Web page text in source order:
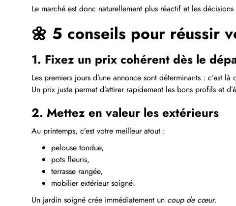
Le marché est donc naturellement plus réactif et les
🌼 5 conseils pour réussir
1. Fixez un prix cohérent dès le
Les premiers jours d’une annonce sont déterminants : c’est
Un prix juste permet d’attirer rapidement les bons profils et
2. Mettez en valeur les extérieurs
Au printemps, c’est votre meilleur atout :
pelouse tondue,
pots fleuris,
terrasse rangée,
mobilier extérieur soigné.
Un jardin soigné crée immédiatement un coup de cœur.